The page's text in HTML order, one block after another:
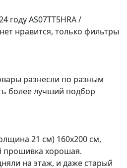
году AS07TT5HRA /
нравится, только фильтры
разнесли по разным
более лучший подбор
21 см) 160х200 см,
прошивка хорошая.
на этаж, и даже старый